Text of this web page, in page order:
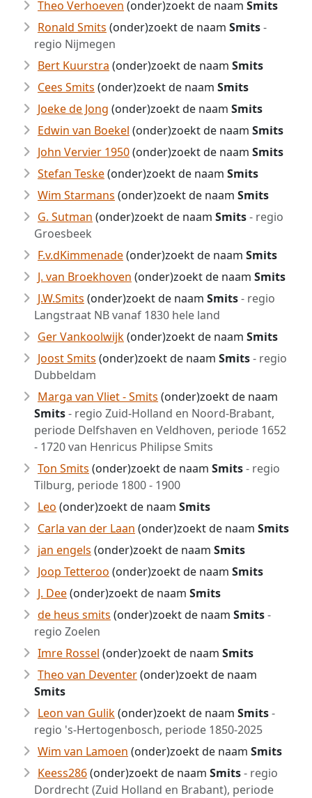
Theo Verhoeven (onder)zoekt de naam Smits
Ronald Smits (onder)zoekt de naam Smits-
regio Nijmegen
Bert Kuurstra (onder)zoekt de naam Smits
Cees Smits (onder)zoekt de naam Smits
Joeke de Jong (onder)zoekt de naam Smits
Edwin van Boekel (onder)zoekt de naam Smits
John Vervier 1950(onder)zoekt de naam Smits
Stefan Teske(onder)zoekt de naam Smits
Wim Starmans (onder)zoekt de naam Smits
G. Sutman (onder)zoekt de naam Smits- regio
Groesbeek
F.v.dKimmenade(onder)zoekt de naam Smits
J. van Broekhoven (onder)zoekt de naam Smits
J.W.Smits (onder)zoekt de naam Smits- regio
Langstraat NB vanaf 1830 hele land
Ger Vankoolwijk(onder)zoekt de naam Smits
Joost Smits (onder)zoekt de naam Smits- regio
Dubbeldam
Marga van Vliet - Smits (onder)zoekt de naam
Smits- regio Zuid-Holland en Noord-Brabant,
periode Delfshaven en Veldhoven, periode 1652
- 1720 van Henricus Philipse Smits
Ton Smits (onder)zoekt de naam Smits- regio
Tilburg, periode 1800 - 1900
Leo (onder)zoekt de naam Smits
Carla van der Laan (onder)zoekt de naam Smits
jan engels (onder)zoekt de naam Smits
Joop Tetteroo (onder)zoekt de naam Smits
J. Dee(onder)zoekt de naam Smits
de heus smits (onder)zoekt de naam Smits-
regio Zoelen
Imre Rossel (onder)zoekt de naam Smits
Theo van Deventer(onder)zoekt de naam
Smits
Leon van Gulik(onder)zoekt de naam Smits-
regio 's-Hertogenbosch, periode 1850-2025
Wim van Lamoen (onder)zoekt de naam Smits
Keess286(onder)zoekt de naam Smits- regio
Dordrecht (Zuid Holland en Brabant), periode